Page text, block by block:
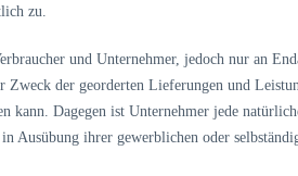
zu.
und Unternehmer, jedoch nur an
Zweck der georderten Lieferungen und
kann. Dagegen ist Unternehmer jede
Ausübung ihrer gewerblichen oder